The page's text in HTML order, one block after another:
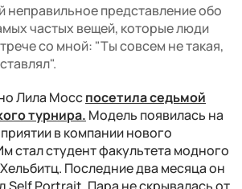
неправильное представление обо
частых вещей, которые люди
со мной: "Ты совсем не такая,
Лила Мосспосетила седьмой
турнира. Модель появилась на
в компании нового
стал студент факультета модного
Последние два месяца он